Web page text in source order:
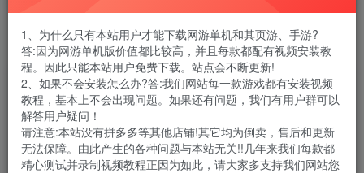
排序 更新 浏览 点赞 评论
1、为什么只有本站用户才能下载网游单机和其页游、手游?
答:因为网游单机版价值都比较高，并且每款都配有视频安装教
程。因此只能本站用户免费下载。站点会不断更新!
2、如果不会安装怎么办?答:我们网站每一款游戏都有安装视频
教程，基本上不会出现问题。如果还有问题，我们有用户群可以
解答用户疑问！
请注意:本站没有拼多多等其他店铺!其它均为倒卖，售后和更新
无法保障。由此产生的各种问题与本站无关!!几年来我们每款都
精心测试并录制视频教程正因为如此，请大家多支持我们网站您